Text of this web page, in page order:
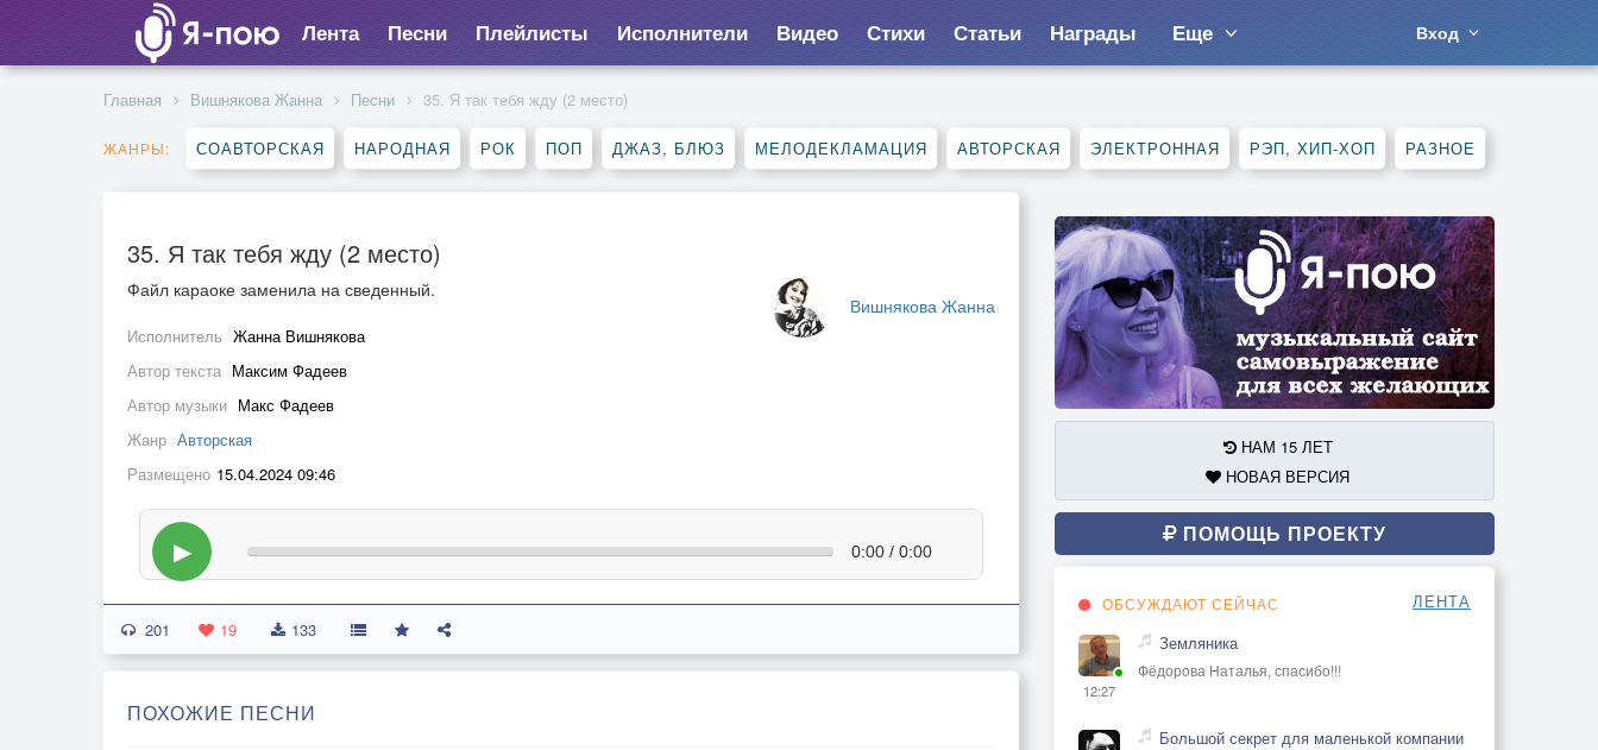
Лента Песни Плейлисты Исполнители Видео Стихи Статьи Награды Еще Вход
Главная Вишнякова Жанна Песни 35. Я так тебя жду (2 место)
ЖАНРЫ: СОАВТОРСКАЯ НАРОДНАЯ РОК ПОП ДЖАЗ, БЛЮЗ МЕЛОДЕКЛАМАЦИЯ АВТОРСКАЯ ЭЛЕКТРОННАЯ РЭП, ХИП-ХОП РАЗНОЕ
35. Я так тебя жду (2 место)
Вишнякова Жанна
Файл караоке заменила на сведенный.
Исполнитель Жанна Вишнякова
Автор текста Максим Фадеев
Автор музыки Макс Фадеев
Жанр Авторская
Размещено 15.04.2024 09:46
▶ 0:00 / 0:00
201 19 133
ПОХОЖИЕ ПЕСНИ
НАМ 15 ЛЕТ
НОВАЯ ВЕРСИЯ
ПОМОЩЬ ПРОЕКТУ
ОБСУЖДАЮТ СЕЙЧАС ЛЕНТА
12:27
Земляника
Фёдорова Наталья, спасибо!!!
Большой секрет для маленькой компании